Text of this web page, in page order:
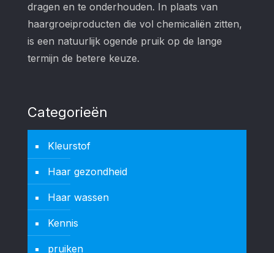
dragen en te onderhouden. In plaats van
haargroeiproducten die vol chemicaliën zitten,
is een natuurlijk ogende pruik op de lange
termijn de betere keuze.
Categorieën
Kleurstof
Haar gezondheid
Haar wassen
Kennis
pruiken